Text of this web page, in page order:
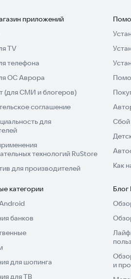
конечно, отвечаем на них.
приложений
TV
телефона
ОС Аврора
(для СМИ и блогеров)
соглашение
для
технологий RuStore
для производителей
Сбой
Как
категории
банков
для шопинга
для ТВ
Блог
и